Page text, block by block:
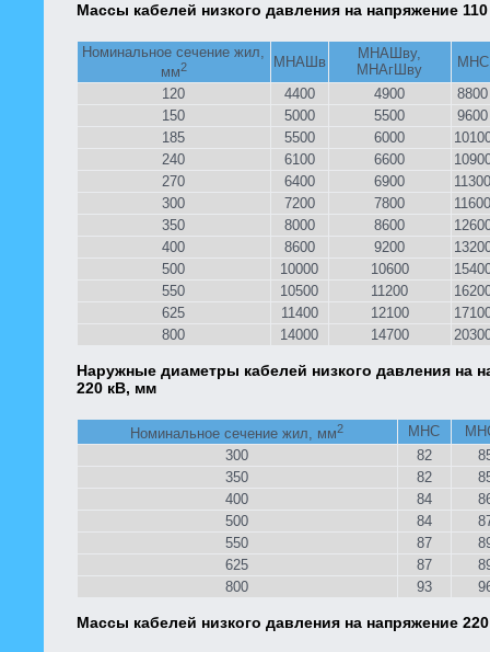
Массы кабелей низкого давления на напряжение 110
Номинальное сечение жил,
мм2 МНАШв
МНАШву,
МНАгШву
МНС
120
4400 4900
8800
150
5000 5500
9600
185
5500 6000
240
6100 6600
270
6400 6900
300
7200 7800
350
8000 8600
400
8600 9200
500
10000 10600
550
10500 11200
625
11400 12100
800
14000 14700
Наружные диаметры кабелей низкого давления на
220 кВ, мм
Номинальное сечение жил, мм2 МНС
300
82
350
82
400
84
500
84
550
87
625
87
800
93
Массы кабелей низкого давления на напряжение 220